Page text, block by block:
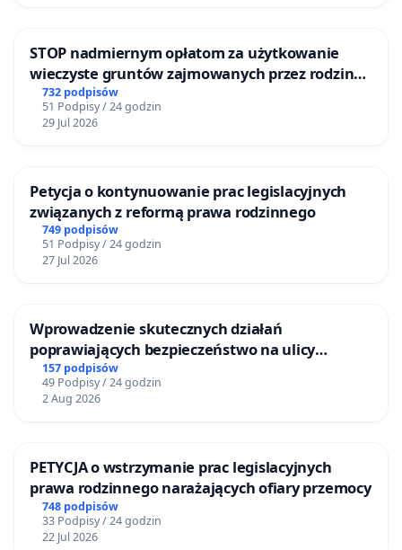
STOP nadmiernym opłatom za użytkowanie
wieczyste gruntów zajmowanych przez rodzinne
ogrody działkowe.
732 podpisów
51 Podpisy / 24 godzin
29 Jul 2026
Petycja o kontynuowanie prac legislacyjnych
związanych z reformą prawa rodzinnego
749 podpisów
51 Podpisy / 24 godzin
27 Jul 2026
Wprowadzenie skutecznych działań
poprawiających bezpieczeństwo na ulicy
Żeromskiego w Otwocku
157 podpisów
49 Podpisy / 24 godzin
2 Aug 2026
PETYCJA o wstrzymanie prac legislacyjnych
prawa rodzinnego narażających ofiary przemocy
748 podpisów
33 Podpisy / 24 godzin
22 Jul 2026